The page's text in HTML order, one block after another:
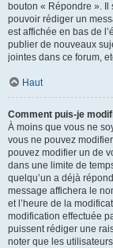
bouton « Répondre ». Il
pouvoir rédiger un
est affichée en bas de
publier de nouveaux
jointes dans ce forum,
Haut
Comment puis-je
À moins que vous ne
vous ne pouvez
pouvez modifier un de
dans une limite de
quelqu’un a déjà
message affichera le
et l’heure de la
modification effectuée
puissent rédiger une
noter que les